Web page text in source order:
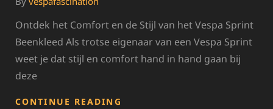
Ontdek het Comfort en de Stijl van het Vespa Sprint
Beenkleed Als trotse eigenaar van een Vespa Sprint
weet je dat stijl en comfort hand in hand gaan bij
deze
CONTINUE READING